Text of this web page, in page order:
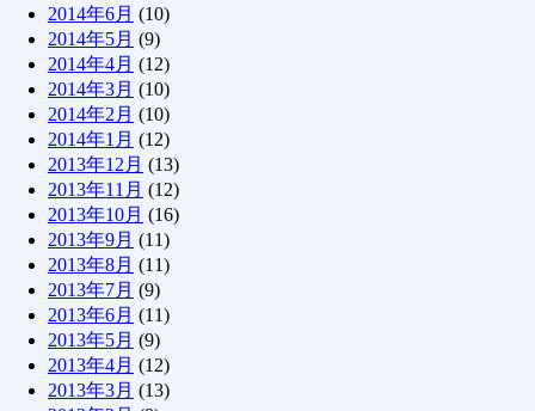
2014年6月 (10)
2014年5月 (9)
2014年4月 (12)
2014年3月 (10)
2014年2月 (10)
2014年1月 (12)
2013年12月 (13)
2013年11月 (12)
2013年10月 (16)
2013年9月 (11)
2013年8月 (11)
2013年7月 (9)
2013年6月 (11)
2013年5月 (9)
2013年4月 (12)
2013年3月 (13)